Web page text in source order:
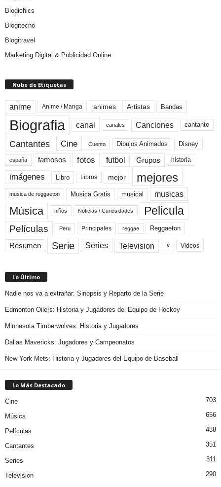
Blogichics
Blogitecno
Blogitravel
Marketing Digital & Publicidad Online
Nube de Etiquetas
anime Anime / Manga animes Artistas Bandas
Biografia canal canales Canciones cantante
Cantantes Cine Cuento Dibujos Animados Disney
españa famosos fotos futbol Grupos historia
imágenes Libro Libros mejor mejores
musica de reggaeton Musica Gratis musical musicas
Música niños Noticias / Curiosidades Pelicula
Películas Peru Principales reggae Reggaeton
Resumen Serie Series Television tv Videos
Lo Último
Nadie nos va a extrañar: Sinopsis y Reparto de la Serie
Edmonton Oilers: Historia y Jugadores del Equipo de Hockey
Minnesota Timberwolves: Historia y Jugadores
Dallas Mavericks: Jugadores y Campeonatos
New York Mets: Historia y Jugadores del Equipo de Baseball
Lo Más Destacado
Cine 703
Música 656
Películas 488
Cantantes 351
Series 311
Television 290